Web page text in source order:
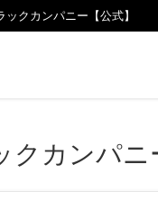
クカンパニー【公式】
クカンパ